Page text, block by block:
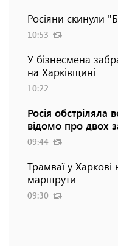
Росіяни скинули
10:53
У бізнесмена
на Харківщині
10:22
Росія
відомо про двох
09:44
Трамваї у Харкові
маршрути
09:30